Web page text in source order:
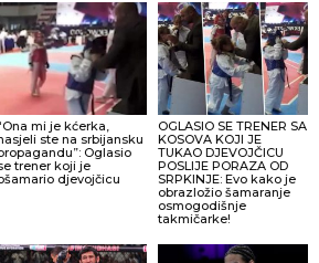
mi je kćerka,
ste na srbijansku
Oglasio
trener koji je
djevojčicu
OGLASIO SE TRENER SA
KOSOVA KOJI JE
TUKAO DJEVOJČICU
POSLIJE PORAZA OD
SRPKINJE: Evo kako je
obrazložio šamaranje
osmogodišnje
takmičarke!